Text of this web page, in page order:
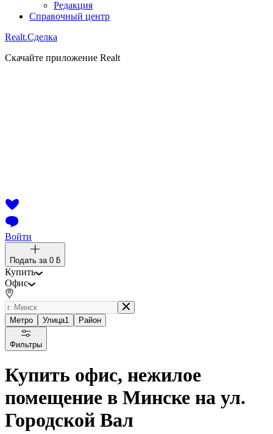
Редакция
Справочный центр
Realt.Сделка
Скачайте приложение Realt
Войти
Подать за 0 ƃ
Купить
Офис
Метро Улица1 Район
Фильтры
Купить офис, нежилое
помещение в Минске на ул.
Городской Вал